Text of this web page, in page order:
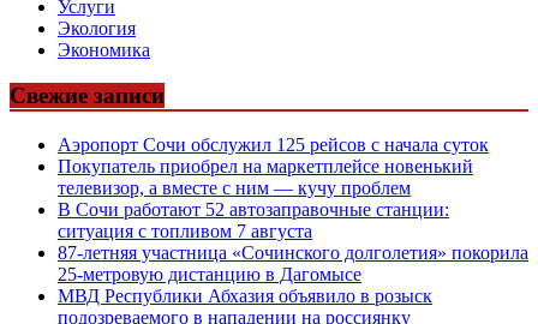
Услуги
Экология
Экономика
Свежие записи
Аэропорт Сочи обслужил 125 рейсов с начала суток
Покупатель приобрел на маркетплейсе новенький
телевизор, а вместе с ним — кучу проблем
В Сочи работают 52 автозаправочные станции:
ситуация с топливом 7 августа
87-летняя участница «Сочинского долголетия» покорила
25-метровую дистанцию в Дагомысе
МВД Республики Абхазия объявило в розыск
подозреваемого в нападении на россиянку